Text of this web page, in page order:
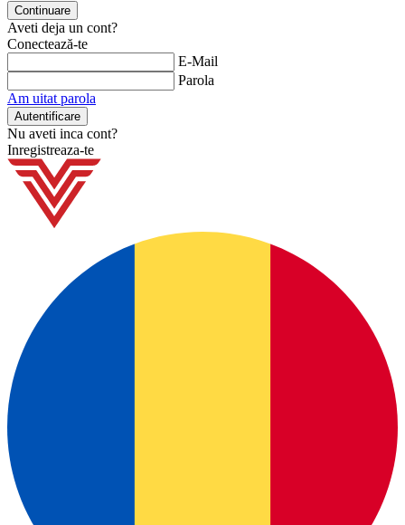
Aveti deja un cont?
Conectează-te
E-Mail
Parola
Am uitat parola
Nu aveti inca cont?
Inregistreaza-te